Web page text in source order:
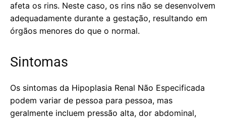
afeta os rins. Neste caso, os rins não se desenvolvem
adequadamente durante a gestação, resultando em
órgãos menores do que o normal.
Sintomas
Os sintomas da Hipoplasia Renal Não Especificada
podem variar de pessoa para pessoa, mas
geralmente incluem pressão alta, dor abdominal,